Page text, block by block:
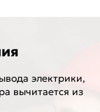
электрики,
вычитается из